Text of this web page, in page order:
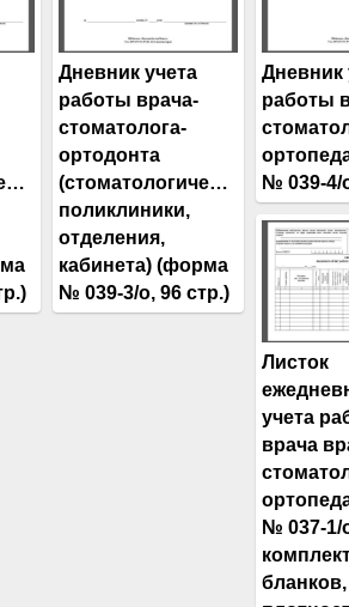
Дневник учета
работы врача-
стоматолога-
ортодонта
(стоматологической
поликлиники,
отделения,
кабинета) (форма
№ 039-3/о, 96 стр.)
Дневник
работы
№ 039-4/
Листок
учета
врача
№ 037-1/